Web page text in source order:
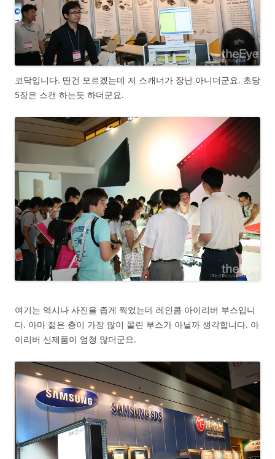
코닥입니다. 딴건 모르겠는데 저 스캐너가 장난 아니더군요. 초당
5장은 스캔 하는듯 하더군요.
여기는 역시나 사진을 좁게 찍었는데 레인콤 아이리버 부스입니
다. 아마 젊은 층이 가장 많이 몰린 부스가 아닐까 생각합니다. 아
이리버 신제품이 엄청 많더군요.